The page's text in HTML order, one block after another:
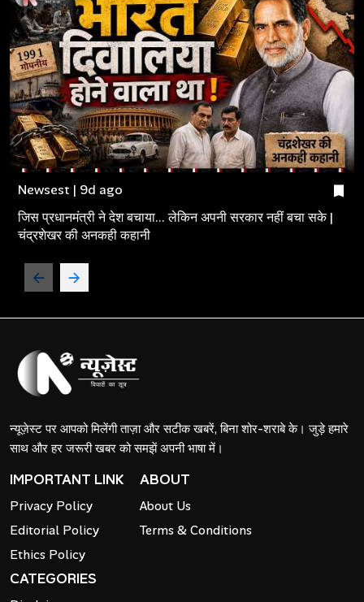
Newsest | 9d ago
जिस प्रधानमंत्री ने देश बचाया... लेकिन अपनी सरकार नहीं बचा सके |
चंद्रशेखर की अनकही कहानी
न्यूज़ेस्ट पर आपको मिलेंगी ताज़ा और सटीक खबरें, बिना शोर-शराबे के। जुड़े हमारे
साथ और हर जरूरी खबर को समझें अपनी भाषा में।
IMPORTANT LINK
Privacy Policy
Editorial Policy
Ethics Policy
ABOUT
About Us
Terms & Conditions
CATEGORIES